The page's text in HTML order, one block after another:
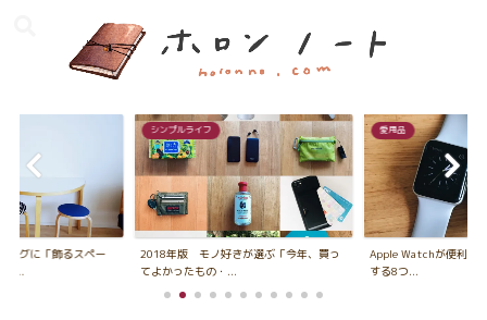
ングに「飾るスペー
シンプルライフ
2018年版 モノ好きが選ぶ「今年、買っ
てよかったもの・...
愛用品
Apple Watchが便利す
する8つ...